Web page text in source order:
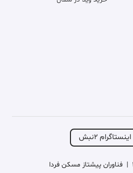
اینستاگرام ۲نبش
| فناوران پیشتاز مسکن فردا